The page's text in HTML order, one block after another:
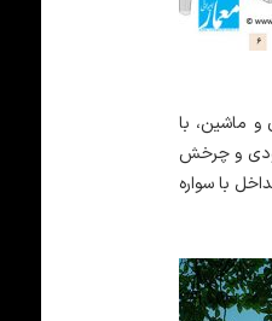
و ماشین، با
و چرخش
با سواره